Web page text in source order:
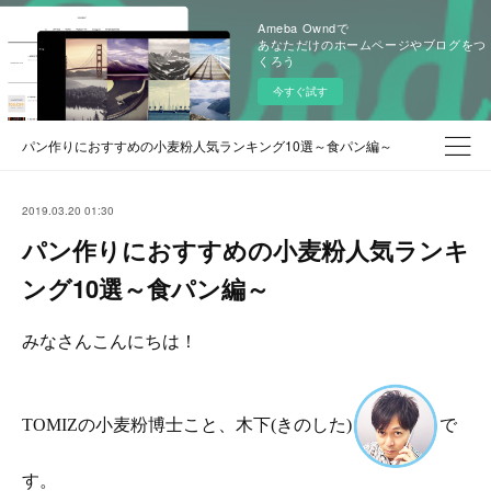
Ameba Owndで
あなただけのホームページやブログをつ
くろう
今すぐ試す
パン作りにおすすめの小麦粉人気ランキング10選～食パン編～
2019.03.20 01:30
パン作りにおすすめの小麦粉人気ランキ
ング10選～食パン編～
みなさんこんにちは！